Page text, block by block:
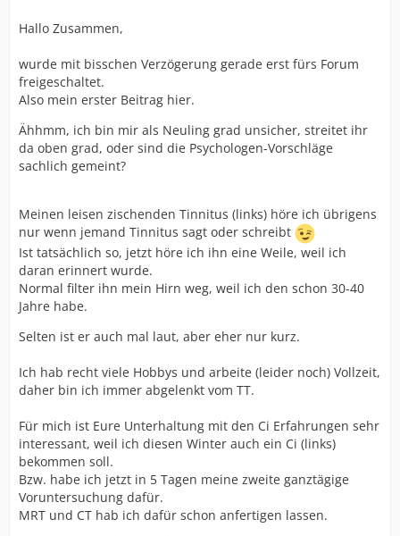
Hallo Zusammen,
wurde mit bisschen Verzögerung gerade erst fürs Forum
freigeschaltet.
Also mein erster Beitrag hier.
Ähhmm, ich bin mir als Neuling grad unsicher, streitet ihr
da oben grad, oder sind die Psychologen-Vorschläge
sachlich gemeint?
Meinen leisen zischenden Tinnitus (links) höre ich übrigens
nur wenn jemand Tinnitus sagt oder schreibt
Ist tatsächlich so, jetzt höre ich ihn eine Weile, weil ich
daran erinnert wurde.
Normal filter ihn mein Hirn weg, weil ich den schon 30-40
Jahre habe.
Selten ist er auch mal laut, aber eher nur kurz.
Ich hab recht viele Hobbys und arbeite (leider noch) Vollzeit,
daher bin ich immer abgelenkt vom TT.
Für mich ist Eure Unterhaltung mit den Ci Erfahrungen sehr
interessant, weil ich diesen Winter auch ein Ci (links)
bekommen soll.
Bzw. habe ich jetzt in 5 Tagen meine zweite ganztägige
Voruntersuchung dafür.
MRT und CT hab ich dafür schon anfertigen lassen.